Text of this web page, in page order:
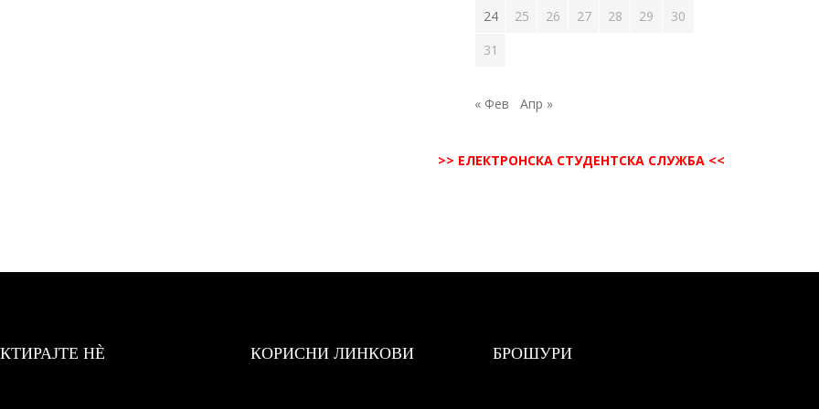
24
25 26 27 28 29
30
31
« Фев Апр »
>> ЕЛЕКТРОНСКА СТУДЕНТСКА СЛУЖБА <<
НÈ КОРИСНИ ЛИНКОВИ БРОШУРИ